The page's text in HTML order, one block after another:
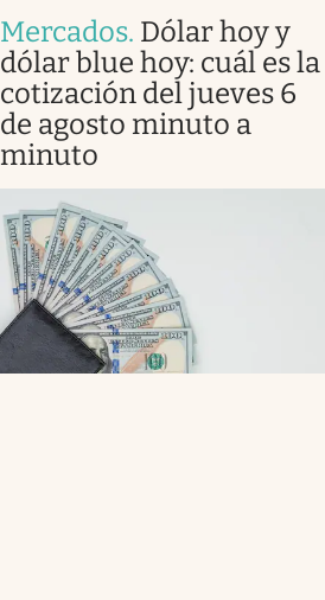
Mercados. Dólar hoy y
dólar blue hoy: cuál es la
cotización del jueves 6
de agosto minuto a
minuto